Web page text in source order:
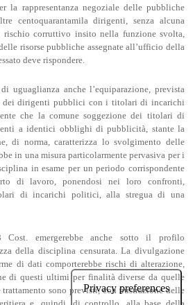
la rappresentanza negoziale delle pubbliche
centoquarantamila dirigenti, senza alcuna
rischio corruttivo insito nella funzione svolta,
risorse pubbliche assegnate all’ufficio della
deve rispondere.
uguaglianza anche l’equiparazione, prevista
dei dirigenti pubblici con i titolari di incarichi
che la comune soggezione dei titolari di
a identici obblighi di pubblicità, stante la
di norma, caratterizza lo svolgimento delle
in una misura particolarmente pervasiva per i
in esame per un periodo corrispondente
di lavoro, ponendosi nei loro confronti,
di incarichi politici, alla stregua di una
Cost. emergerebbe anche sotto il profilo
della disciplina censurata. La divulgazione
di dati comporterebbe rischi di alterazione,
di questi ultimi per finalità diverse da quelle
sono previsti, con frustrazione delle